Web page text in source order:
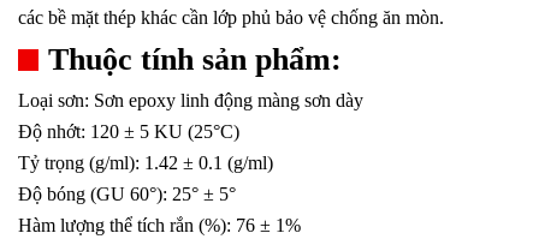
các bề mặt thép khác cần lớp phủ bảo vệ chống ăn mòn.
Thuộc tính sản phẩm:
Loại sơn: Sơn epoxy linh động màng sơn dày
Độ nhớt: 120 ± 5 KU (25°C)
Tỷ trọng (g/ml): 1.42 ± 0.1 (g/ml)
Độ bóng (GU 60°): 25° ± 5°
Hàm lượng thể tích rắn (%): 76 ± 1%